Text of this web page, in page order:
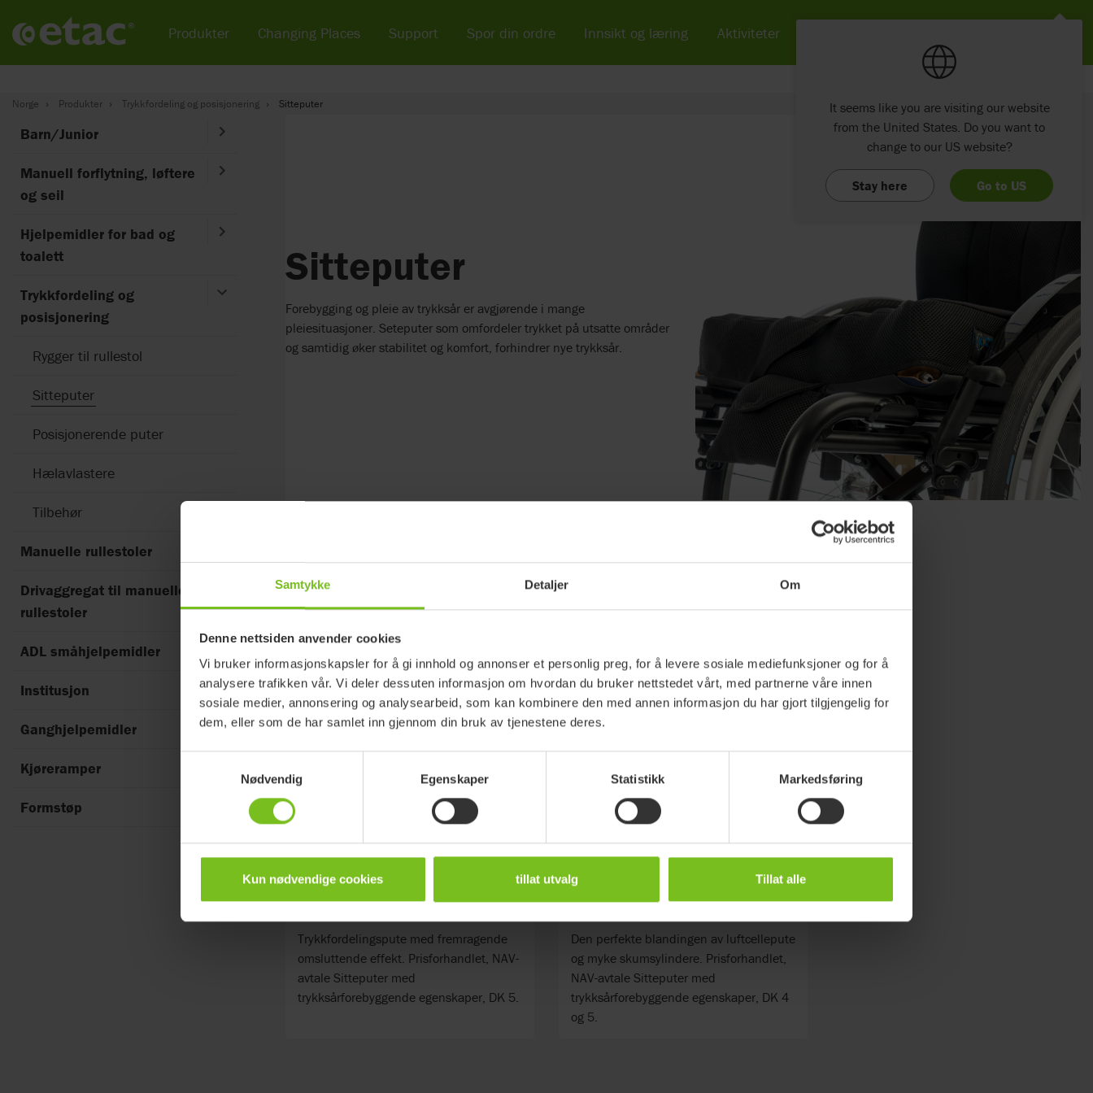
Samtykke Detaljer Om
Denne nettsiden anvender cookies
Vi bruker informasjonskapsler for å gi innhold og annonser et personlig preg, for å levere sosiale mediefunksjoner og for å
analysere trafikken vår. Vi deler dessuten informasjon om hvordan du bruker nettstedet vårt, med partnerne våre innen
sosiale medier, annonsering og analysearbeid, som kan kombinere den med annen informasjon du har gjort tilgjengelig for
dem, eller som de har samlet inn gjennom din bruk av tjenestene deres.
Nødvendig
Egenskaper Statistikk Markedsføring
Kun nødvendige cookies tillat utvalg Tillat alle
Norge Produkter Trykkfordeling og posisjonering Sitteputer
Barn/Junior
Manuell forflytning, løftere
og seil
Hjelpemidler for bad og
toalett
Trykkfordeling og
posisjonering
Rygger til rullestol
Sitteputer
Posisjonerende puter
Hælavlastere
Tilbehør
Manuelle rullestoler
Drivaggregat til manuelle
rullestoler
ADL småhjelpemidler
Institusjon
Ganghjelpemidler
Kjøreramper
Formstøp
Sitteputer
Forebygging og pleie av trykksår er avgjørende i mange
pleiesituasjoner. Seteputer som omfordeler trykket på utsatte områder
og samtidig øker stabilitet og komfort, forhindrer nye trykksår.
Star
Tøm filter
Trykkfordelingspute med fremragende
omsluttende effekt. Prisforhandlet, NAV-
avtale Sitteputer med
trykksårforebyggende egenskaper, DK 5.
Ny
Den perfekte blandingen av luftcellepute
og myke skumsylindere. Prisforhandlet,
NAV-avtale Sitteputer med
trykksårforebyggende egenskaper, DK 4
og 5.
Produkter Changing Places Support Spor din ordre Innsikt og læring Aktiviteter
It seems like you are visiting our website
from the United States. Do you want to
change to our US website?
Stay here Go to US